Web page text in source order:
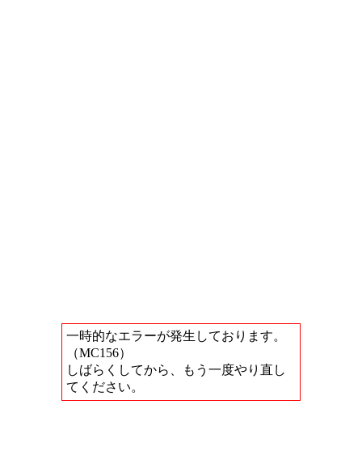
一時的なエラーが発生しております。
（MC156）
しばらくしてから、もう一度やり直し
てください。